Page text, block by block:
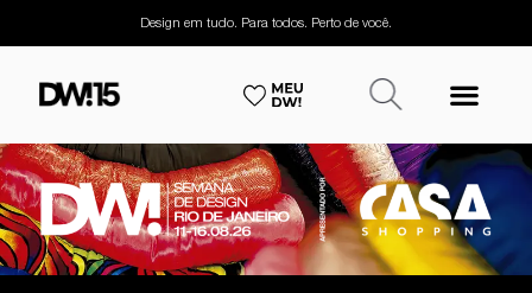
Design em tudo. Para todos. Perto de você.